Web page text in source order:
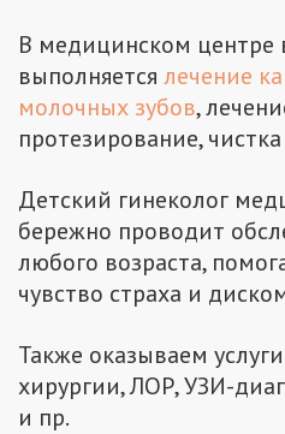
В медицинском центре
выполняется лечение
молочных зубов,
протезирование,
Детский гинеколог
бережно проводит
любого возраста,
чувство страха и
Также оказываем
хирургии, ЛОР, УЗИ-
и пр.